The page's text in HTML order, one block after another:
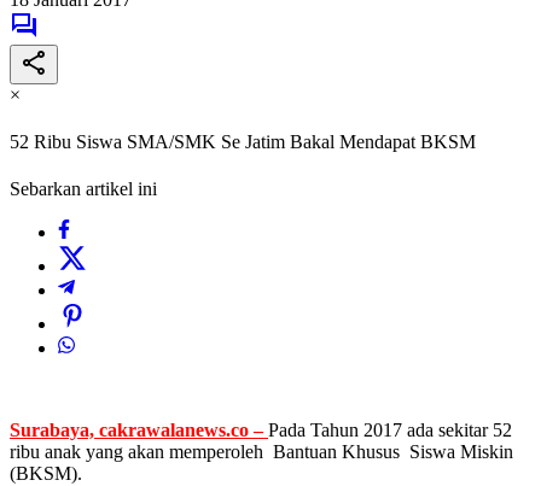
×
52 Ribu Siswa SMA/SMK Se Jatim Bakal Mendapat BKSM
Sebarkan artikel ini
Surabaya, cakrawalanews.co – Pada Tahun 2017 ada sekitar 52
ribu anak yang akan memperoleh Bantuan Khusus Siswa Miskin
(BKSM).